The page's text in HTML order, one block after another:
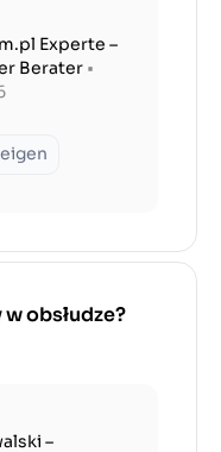
Experte –
Berater •
obsłudze?
–